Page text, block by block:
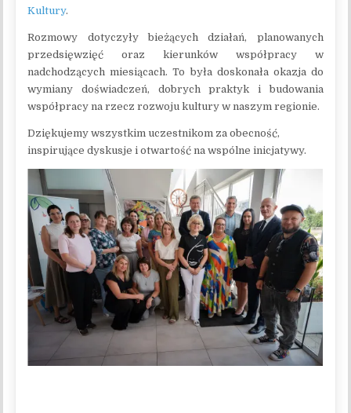
Kultury.
Rozmowy dotyczyły bieżących działań, planowanych
przedsięwzięć oraz kierunków współpracy w
nadchodzących miesiącach. To była doskonała okazja do
wymiany doświadczeń, dobrych praktyk i budowania
współpracy na rzecz rozwoju kultury w naszym regionie.
Dziękujemy wszystkim uczestnikom za obecność,
inspirujące dyskusje i otwartość na wspólne inicjatywy.